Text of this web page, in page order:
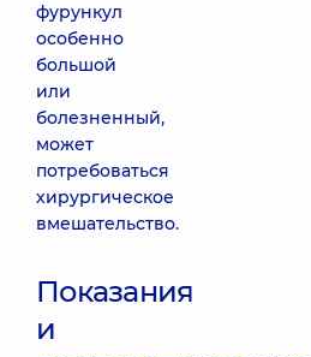
фурункул
особенно
большой
или
болезненный,
может
потребоваться
хирургическое
вмешательство.
Показания
и